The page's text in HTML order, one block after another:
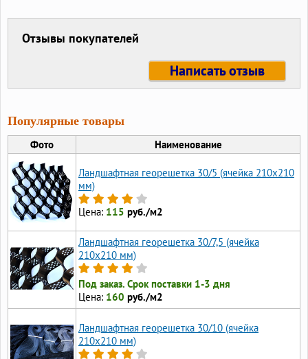
Отзывы покупателей
Написать отзыв
Популярные товары
Фото Наименование
Ландшафтная георешетка 30/5 (ячейка 210x210
мм)
Цена: 115 руб./м2
Ландшафтная георешетка 30/7,5 (ячейка
210x210 мм)
Под заказ. Срок поставки 1-3 дня
Цена: 160 руб./м2
Ландшафтная георешетка 30/10 (ячейка
210x210 мм)